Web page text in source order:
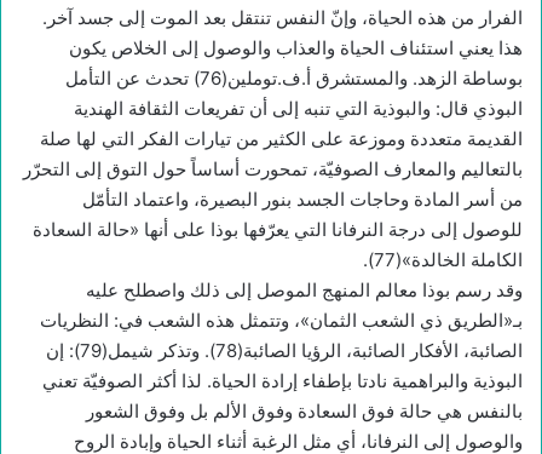
الفرار من هذه الحياة، وإنّ النفس تنتقل بعد الموت إلى جسد آخر.
هذا يعني استئناف الحياة والعذاب والوصول إلى الخلاص يكون
بوساطة الزهد. والمستشرق أ.ف.توملين(76) تحدث عن التأمل
البوذي قال: والبوذية التي تنبه إلى أن تفريعات الثقافة الهندية
القديمة متعددة وموزعة على الكثير من تيارات الفكر التي لها صلة
بالتعاليم والمعارف الصوفيّة، تمحورت أساساً حول التوق إلى التحرّر
من أسر المادة وحاجات الجسد بنور البصيرة، واعتماد التأمّل
للوصول إلى درجة النرفانا التي يعرّفها بوذا على أنها «حالة السعادة
الكاملة الخالدة»(77).
وقد رسم بوذا معالم المنهج الموصل إلى ذلك واصطلح عليه
بـ«الطريق ذي الشعب الثمان»، وتتمثل هذه الشعب في: النظريات
الصائبة، الأفكار الصائبة، الرؤيا الصائبة(78). وتذكر شيمل(79): إن
البوذية والبراهمية نادتا بإطفاء إرادة الحياة. لذا أكثر الصوفيّة تعني
بالنفس هي حالة فوق السعادة وفوق الألم بل وفوق الشعور
والوصول إلى النرفانا، أي مثل الرغبة أثناء الحياة وإبادة الروح